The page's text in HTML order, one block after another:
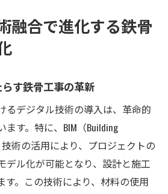
融合で進化する鉄骨
す鉄骨工事の革新
るデジタル技術の導入は、革命的
す。特に、BIM（Building
技術の活用により、プロジェクトの
デル化が可能となり、設計と施工
す。この技術により、材料の使用